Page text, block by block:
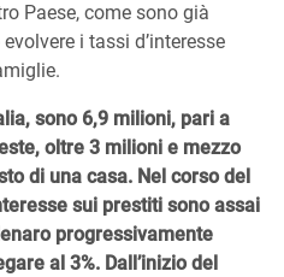
Paese, come sono già
i tassi d’interesse
sono 6,9 milioni, pari a
oltre 3 milioni e mezzo
di una casa. Nel corso del
sui prestiti sono assai
progressivamente
al 3%. Dall’inizio del